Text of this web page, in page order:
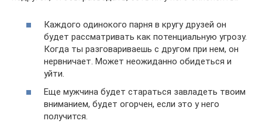
Каждого одинокого парня в кругу друзей он
будет рассматривать как потенциальную угрозу.
Когда ты разговариваешь с другом при нем, он
нервничает. Может неожиданно обидеться и
уйти.
Еще мужчина будет стараться завладеть твоим
вниманием, будет огорчен, если это у него
получится.